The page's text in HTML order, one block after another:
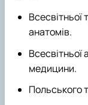
Всесвітньої
анатомів.
Всесвітньої
медицини.
Польського